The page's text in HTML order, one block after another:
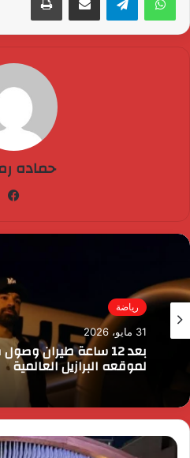
حماده
رياضة
31 مايو، 2026
بعد 12 ساعة طيران
لموقعه البرازيل العالمية